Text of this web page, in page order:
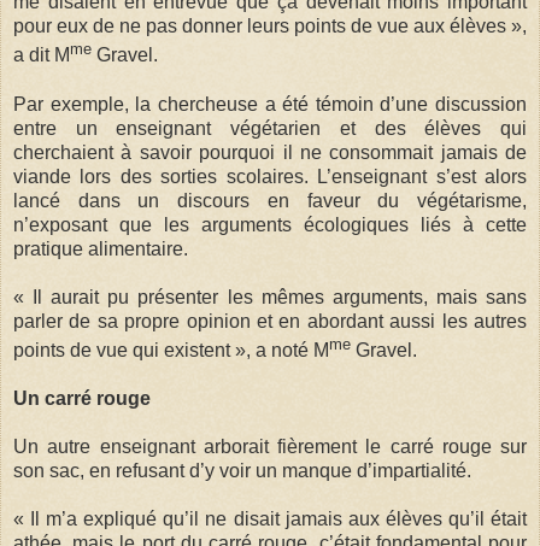
pour eux de ne pas donner leurs points de vue aux élèves »,
a dit M me Gravel.
Par exemple, la chercheuse a été témoin d’une discussion
entre un enseignant végétarien et des élèves qui
cherchaient à savoir pourquoi il ne consommait jamais de
viande lors des sorties scolaires. L’enseignant s’est alors
lancé dans un discours en faveur du végétarisme,
n’exposant que les arguments écologiques liés à cette
pratique alimentaire.
« Il aurait pu présenter les mêmes arguments, mais sans
parler de sa propre opinion et en abordant aussi les autres
points de vue qui existent », a noté M me Gravel.
Un carré rouge
Un autre enseignant arborait fièrement le carré rouge sur
son sac, en refusant d’y voir un manque d’impartialité.
« Il m’a expliqué qu’il ne disait jamais aux élèves qu’il était